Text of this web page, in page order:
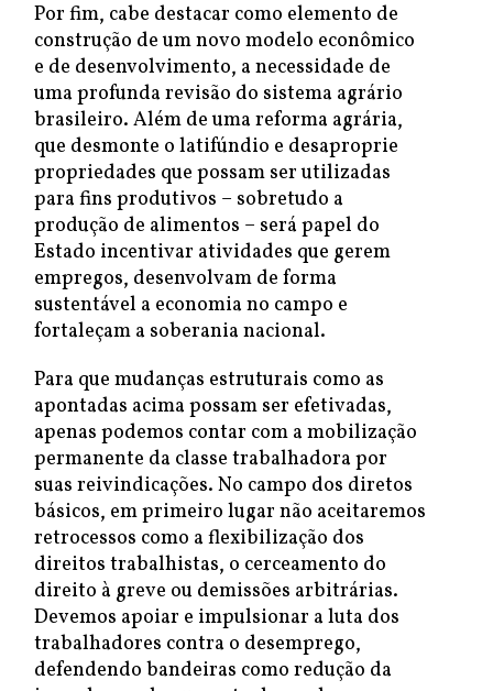
Por fim, cabe destacar como elemento de
construção de um novo modelo econômico
e de desenvolvimento, a necessidade de
uma profunda revisão do sistema agrário
brasileiro. Além de uma reforma agrária,
que desmonte o latifúndio e desaproprie
propriedades que possam ser utilizadas
para fins produtivos – sobretudo a
produção de alimentos – será papel do
Estado incentivar atividades que gerem
empregos, desenvolvam de forma
sustentável a economia no campo e
fortaleçam a soberania nacional.
Para que mudanças estruturais como as
apontadas acima possam ser efetivadas,
apenas podemos contar com a mobilização
permanente da classe trabalhadora por
suas reivindicações. No campo dos diretos
básicos, em primeiro lugar não aceitaremos
retrocessos como a flexibilização dos
direitos trabalhistas, o cerceamento do
direito à greve ou demissões arbitrárias.
Devemos apoiar e impulsionar a luta dos
trabalhadores contra o desemprego,
defendendo bandeiras como redução da